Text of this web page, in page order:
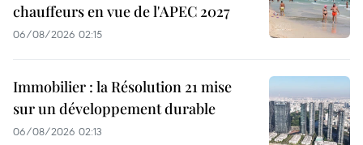
chauffeurs en vue de l'APEC 2027
06/08/2026 02:15
Immobilier : la Résolution 21 mise
sur un développement durable
06/08/2026 02:13